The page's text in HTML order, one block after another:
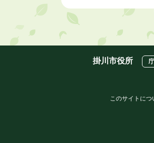
掛川市役所
このサイトにつ